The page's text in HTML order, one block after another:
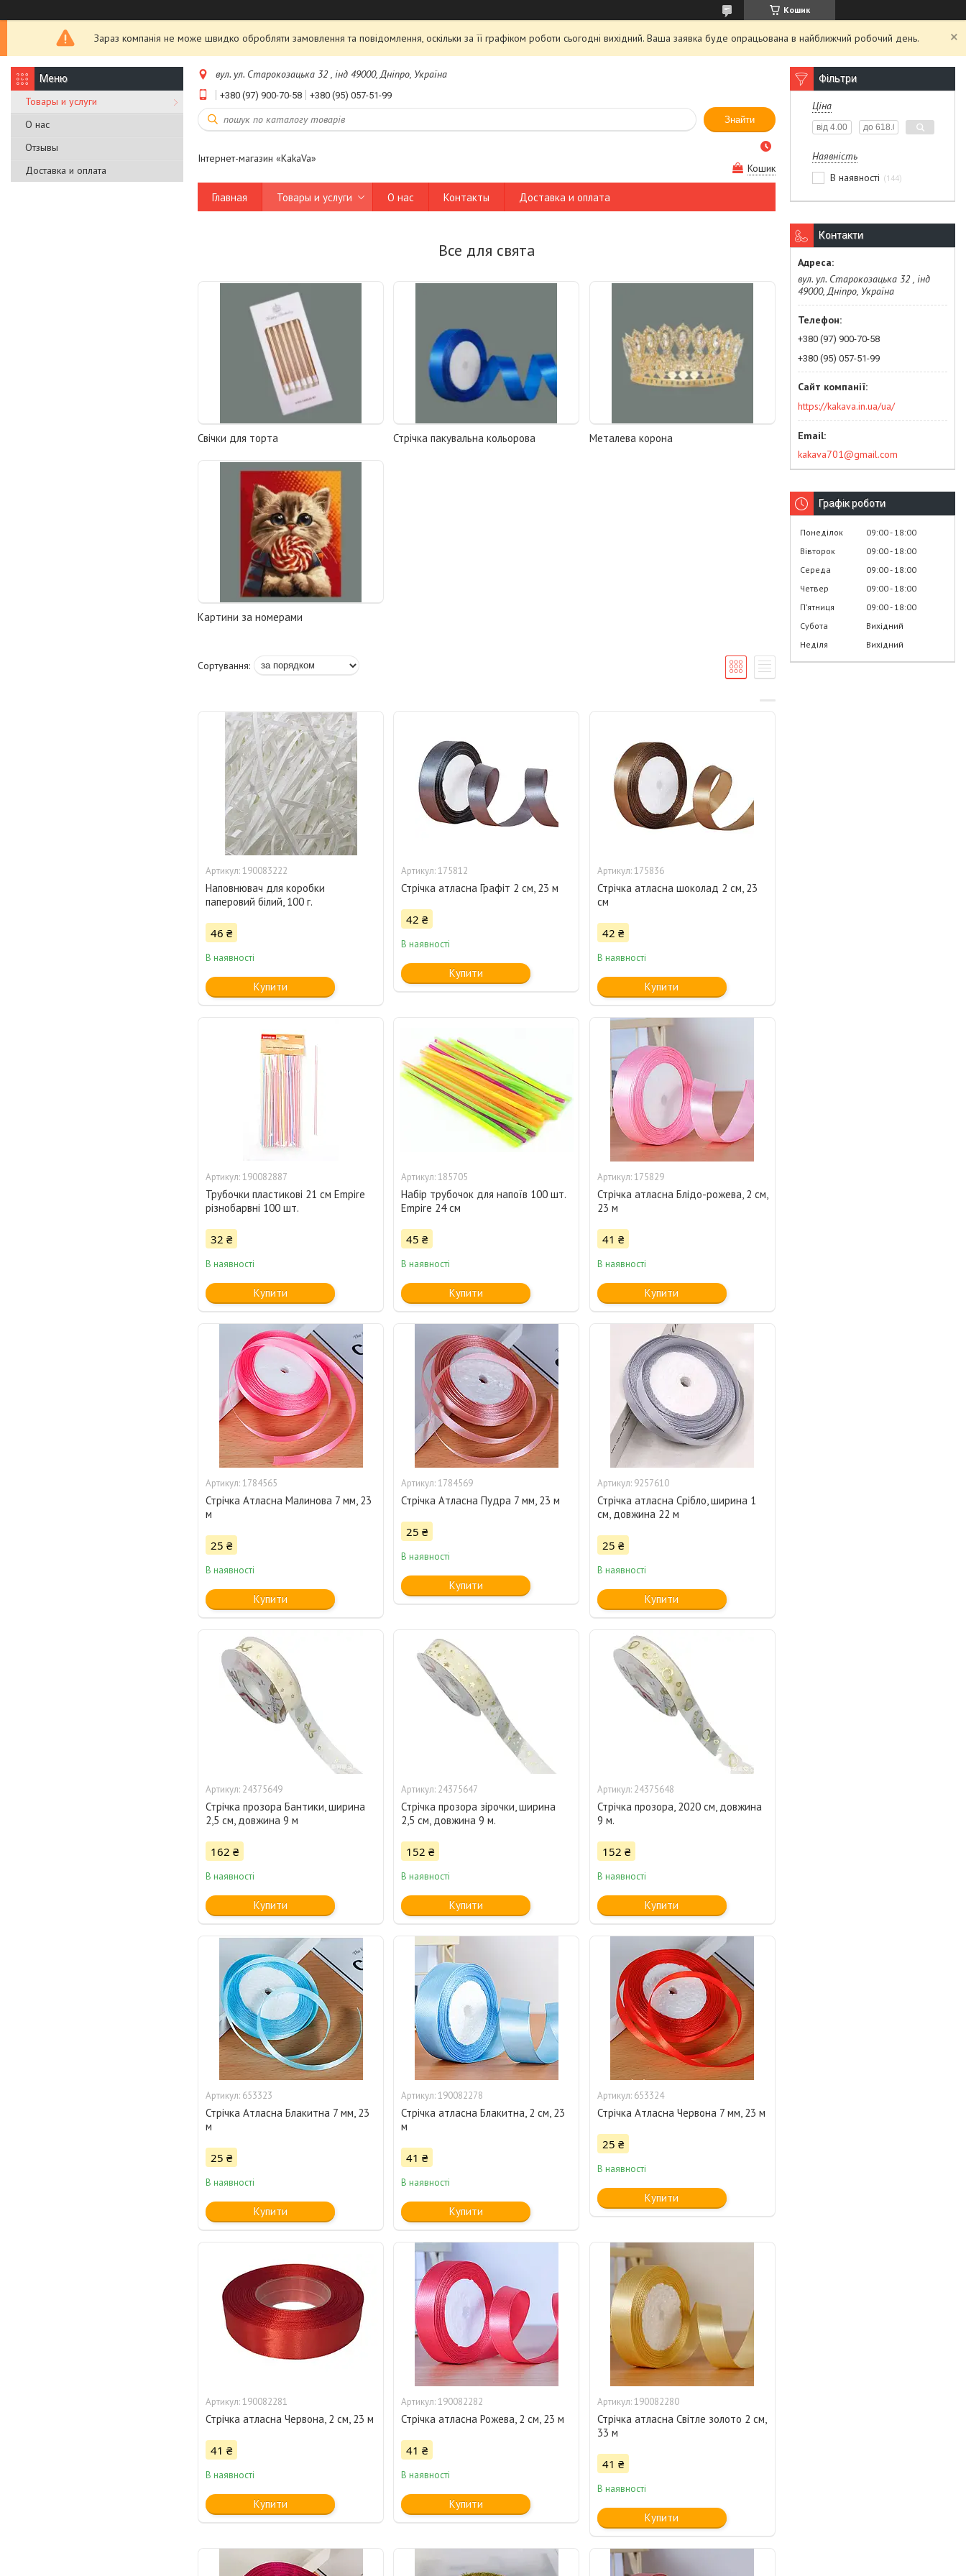
Кошик
Зараз компанія не може швидко обробляти замовлення та повідомлення, оскільки за її графіком роботи сьогодні вихідний. Ваша заявка буде опрацьована в найближчий робочий день.
Товары и услуги
О нас
Отзывы
Доставка и оплата
вул. ул. Старокозацька 32 , інд 49000, Дніпро, Україна
+380 (97) 900-70-58 +380 (95) 057-51-99
Знайти
Інтернет-магазин «KakaVa»
Кошик
Главная Товары и услуги О нас Контакты Доставка и оплата
Все для свята
Свічки для торта Стрічка пакувальна кольорова Металева корона
Картини за номерами
190083222
Наповнювач для коробки
паперовий білий, 100 г.
46 ₴
В наявності
Купити
175812
Стрічка атласна Графіт 2 см, 23 м
42 ₴
В наявності
Купити
175836
Стрічка атласна шоколад 2 см, 23
см
42 ₴
В наявності
Купити
190082887
Трубочки пластикові 21 см Empire
різнобарвні 100 шт.
32 ₴
В наявності
Купити
185705
Набір трубочок для напоїв 100 шт.
Empire 24 см
45 ₴
В наявності
Купити
175829
Стрічка атласна Блідо-рожева, 2 см,
23 м
41 ₴
В наявності
Купити
1784565
Стрічка Атласна Малинова 7 мм, 23
м
25 ₴
В наявності
Купити
1784569
Стрічка Атласна Пудра 7 мм, 23 м
25 ₴
В наявності
Купити
9257610
Стрічка атласна Срібло, ширина 1
см, довжина 22 м
25 ₴
В наявності
Купити
24375649
Стрічка прозора Бантики, ширина
2,5 см, довжина 9 м
162 ₴
В наявності
Купити
24375647
Стрічка прозора зірочки, ширина
2,5 см, довжина 9 м.
152 ₴
В наявності
Купити
24375648
Стрічка прозора, 2020 см, довжина
9 м.
152 ₴
В наявності
Купити
653323
Стрічка Атласна Блакитна 7 мм, 23
м
25 ₴
В наявності
Купити
190082278
Стрічка атласна Блакитна, 2 см, 23
м
41 ₴
В наявності
Купити
653324
Стрічка Атласна Червона 7 мм, 23 м
25 ₴
В наявності
Купити
190082281
Стрічка атласна Червона, 2 см, 23 м
41 ₴
В наявності
Купити
190082282
Стрічка атласна Рожева, 2 см, 23 м
41 ₴
В наявності
Купити
190082280
Стрічка атласна Світле золото 2 см,
33 м
41 ₴
В наявності
Купити
Фільтри
Ціна
Наявність
В наявності
144
Контакти
вул. ул. Старокозацька 32 , інд
49000, Дніпро, Україна
+380 (97) 900-70-58
+380 (95) 057-51-99
https://kakava.in.ua/ua/
kakava701@gmail.com
Графік роботи
Понеділок 09:00 18:00
Вівторок
09:00 18:00
Середа
09:00 18:00
Четвер
09:00 18:00
Пʼятниця
09:00 18:00
Субота
Вихідний
Неділя
Вихідний